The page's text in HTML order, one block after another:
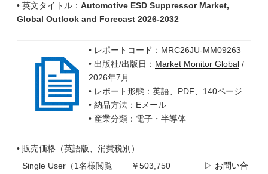
• 英文タイトル： Automotive ESD Suppressor Market,
Global Outlook and Forecast 2026-2032
• レポートコード：MRC26JU-MM09263
• 出版社/出版日： Market Monitor Global/
2026年7月
• レポート形態：英語、PDF、140ページ
• 納品方法：Eメール
• 産業分類：電子・半導体
• 販売価格（英語版、消費税別）
Single User（1名様閲覧
￥503,750
▷ お問い合